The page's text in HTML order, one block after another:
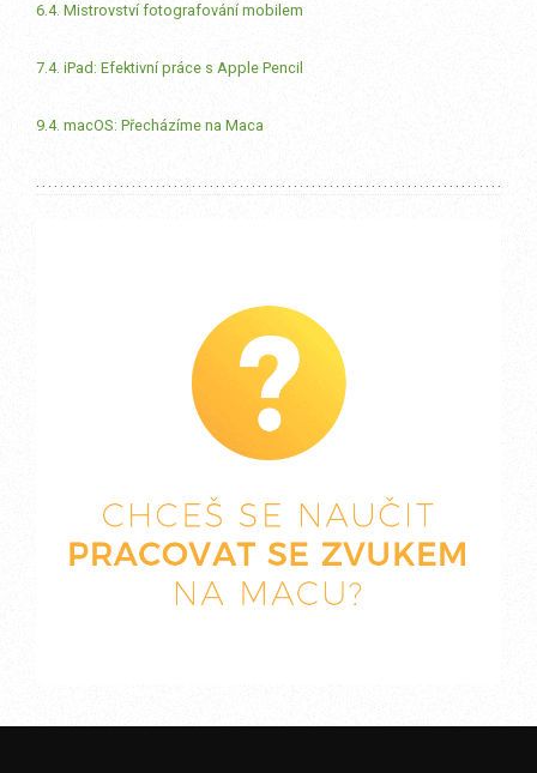
6.4. Mistrovství fotografování mobilem
7.4. iPad: Efektivní práce s Apple Pencil
9.4. macOS: Přecházíme na Maca